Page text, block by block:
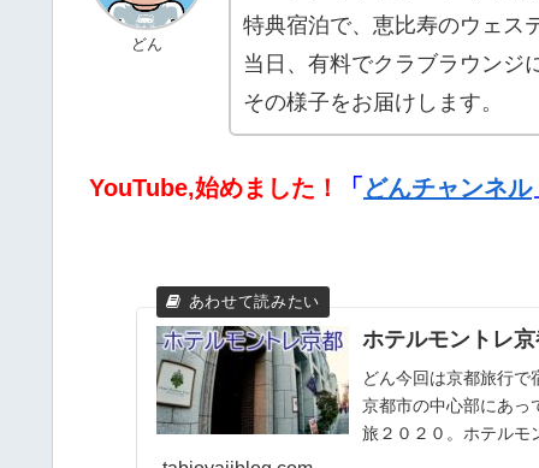
どん
特典宿泊で、恵比寿のウェス
当日、有料でクラブラウンジ
その様子をお届けします。
YouTube,始めました！ 「 どんチャンネル
ホテルモントレ
どん今回は京都旅行
京都市の中心部にあっ
旅２０２０。ホテルモ